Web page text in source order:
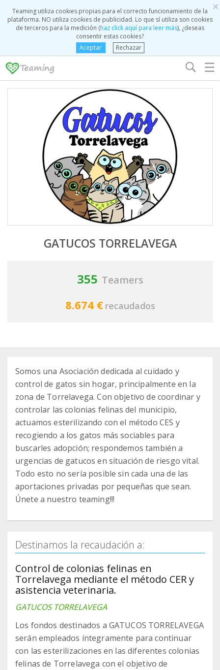
×
Teaming utiliza cookies propias para el correcto funcionamiento de la
plataforma. NO utiliza cookies de publicidad. Lo que sí utiliza son cookies
de terceros para la medición (haz click aquí para leer más), ¿deseas
consentir estas cookies?
Aceptar
Rechazar
☰
GATUCOS TORRELAVEGA
355 Teamers
8.674 € recaudados
Somos una Asociación dedicada al cuidado y
control de gatos sin hogar, principalmente en la
zona de Torrelavega. Con objetivo de coordinar y
controlar las colonias felinas del municipio,
actuamos esterilizando con el método CES y
recogiendo a los gatos más sociables para
buscarles adopción; respondemos también a
urgencias de gatucos en situación de riesgo vital.
Todo esto no sería posible sin cada una de las
aportaciones privadas por pequeñas que sean.
Únete a nuestro teaming!!!
Destinamos la recaudación a:
Control de colonias felinas en
Torrelavega mediante el método CER y
asistencia veterinaria.
GATUCOS TORRELAVEGA
Los fondos destinados a GATUCOS TORRELAVEGA
serán empleados íntegramente para continuar
con las esterilizaciones en las diferentes colonias
felinas de Torrelavega con el objetivo de